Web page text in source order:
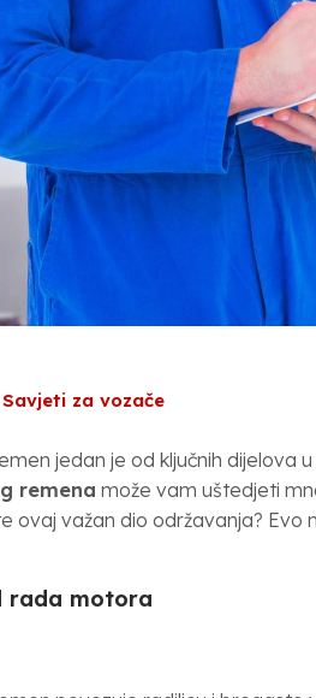
Savjeti za vozače
jedan je od ključnih
remena može vam uštedjeti
ovaj važan dio održavanja? Evo
rada motora